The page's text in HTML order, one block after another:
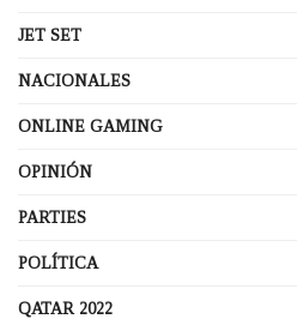
JET SET
NACIONALES
ONLINE GAMING
OPINIÓN
PARTIES
POLÍTICA
QATAR 2022